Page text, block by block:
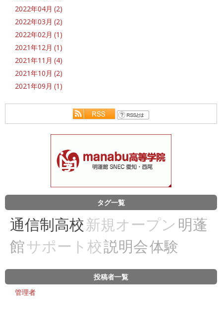
2022年04月 (2)
2022年03月 (2)
2022年02月 (1)
2021年12月 (1)
2021年11月 (4)
2021年10月 (2)
2021年09月 (1)
タグ一覧
通信制高校新規オープン 明蓬
館サポート校説明会体験
投稿者一覧
管理者